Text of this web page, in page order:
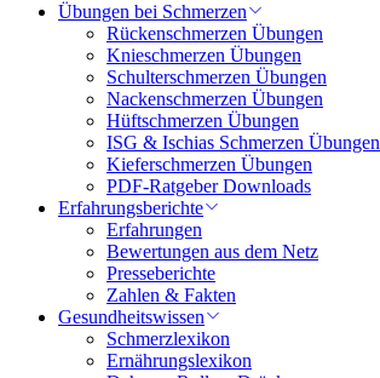
Übungen bei Schmerzen
Rückenschmerzen Übungen
Knieschmerzen Übungen
Schulterschmerzen Übungen
Nackenschmerzen Übungen
Hüftschmerzen Übungen
ISG & Ischias Schmerzen Übungen
Kieferschmerzen Übungen
PDF-Ratgeber Downloads
Erfahrungsberichte
Erfahrungen
Bewertungen aus dem Netz
Presseberichte
Zahlen & Fakten
Gesundheitswissen
Schmerzlexikon
Ernährungslexikon